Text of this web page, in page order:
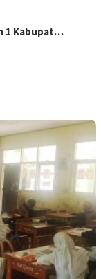
1 Kabupat…